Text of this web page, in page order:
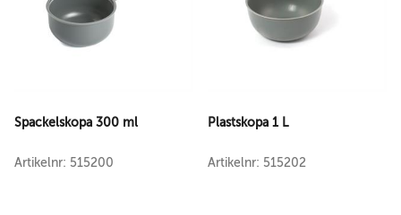
Spackelskopa 300 ml
Artikelnr: 515200
Plastskopa 1 L
Artikelnr: 515202